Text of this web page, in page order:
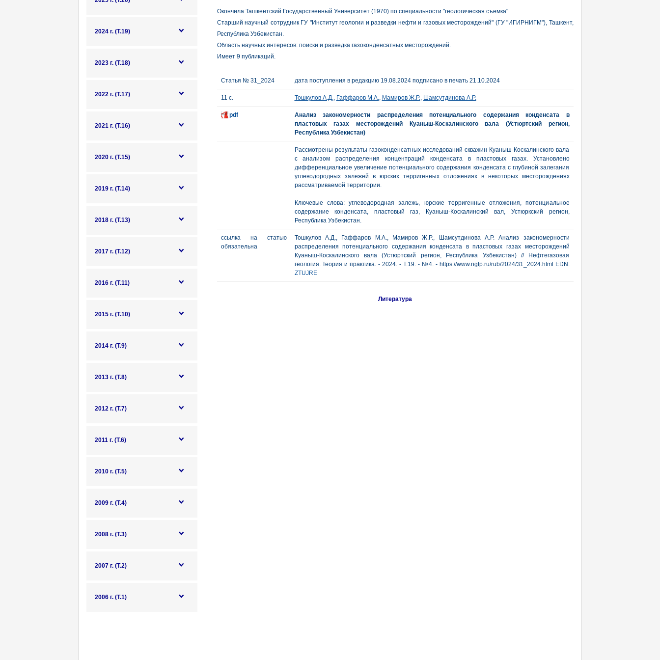
2024 г. (Т.19)
2023 г. (Т.18)
2022 г. (Т.17)
2021 г. (Т.16)
2020 г. (Т.15)
2019 г. (Т.14)
2018 г. (Т.13)
2017 г. (Т.12)
2016 г. (Т.11)
2015 г. (Т.10)
2014 г. (Т.9)
2013 г. (Т.8)
2012 г. (Т.7)
2011 г. (Т.6)
2010 г. (Т.5)
2009 г. (Т.4)
2008 г. (Т.3)
2007 г. (Т.2)
2006 г. (Т.1)
Окончила Ташкентский Государственный Университет (1970) по специальности "геологическая съемка".
Старший научный сотрудник ГУ "Институт геологии и разведки нефти и газовых месторождений" (ГУ "ИГИРНИГМ"), Ташкент,
Республика Узбекистан.
Область научных интересов: поиски и разведка газоконденсатных месторождений.
Имеет 9 публикаций.
Статья № 31_2024 дата поступления в редакцию 19.08.2024 подписано в печать 21.10.2024
11 с. Тошкулов А.Д., Гаффаров М.А., Мамиров Ж.Р., Шамсутдинова А.Р.
pdf
Анализ закономерности распределения потенциального содержания конденсата в
пластовых газах месторождений Куаныш-Коскалинского вала (Устюртский регион,
Республика Узбекистан)
Рассмотрены результаты газоконденсатных исследований скважин Куаныш-Коскалинского вала
с анализом распределения концентраций конденсата в пластовых газах. Установлено
дифференциальное увеличение потенциального содержания конденсата с глубиной залегания
углеводородных залежей в юрских терригенных отложениях в некоторых месторождениях
рассматриваемой территории.
Ключевые слова: углеводородная залежь, юрские терригенные отложения, потенциальное
содержание конденсата, пластовый газ, Куаныш-Коскалинский вал, Устюркский регион,
Республика Узбекистан.
ссылка на статью
обязательна
Тошкулов А.Д., Гаффаров М.А., Мамиров Ж.Р., Шамсутдинова А.Р. Анализ закономерности
распределения потенциального содержания конденсата в пластовых газах месторождений
Куаныш-Коскалинского вала (Устюртский регион, Республика Узбекистан) // Нефтегазовая
геология. Теория и практика. - 2024. - Т.19. - №4. - https://www.ngtp.ru/rub/2024/31_2024.html EDN:
ZTUJRE
Литература